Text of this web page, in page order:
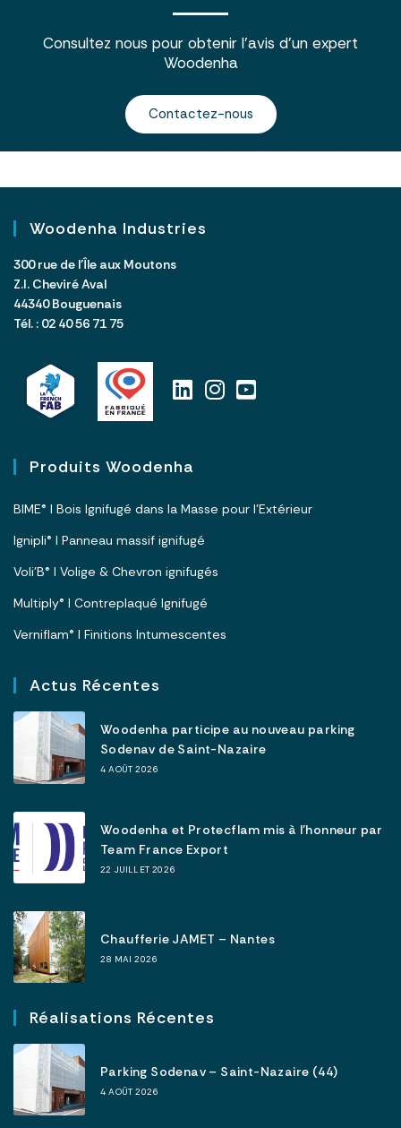
Consultez nous pour obtenir l’avis d’un expert
Woodenha
Contactez-nous
Woodenha Industries
300 rue de l’Île aux Moutons
Z.I. Cheviré Aval
44340 Bouguenais
Tél. : 02 40 56 71 75
Produits Woodenha
BIME® I Bois Ignifugé dans la Masse pour l’Extérieur
Ignipli® I Panneau massif ignifugé
Voli’B® I Volige & Chevron ignifugés
Multiply® I Contreplaqué Ignifugé
Verniflam® I Finitions Intumescentes
Actus Récentes
Woodenha participe au nouveau parking
Sodenav de Saint-Nazaire
4 AOÛT 2026
Woodenha et Protecflam mis à l’honneur par
Team France Export
22 JUILLET 2026
Chaufferie JAMET – Nantes
28 MAI 2026
Réalisations Récentes
Parking Sodenav – Saint-Nazaire (44)
4 AOÛT 2026